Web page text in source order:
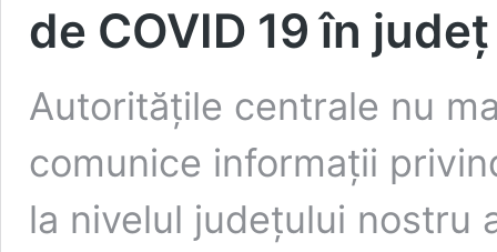
de COVID 19 în județ
Autoritățile centrale nu
comunice informații
la nivelul județului nostru